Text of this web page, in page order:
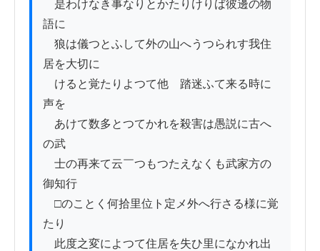
是わけなき事なりとかたりけりば彼邊の物
語に
狼は儀つとふして外の山へうつられす我住
居を大切に
けると覚たりよつて他ゟ踏迷ふて来る時に
声を
あけて数多とつてかれを殺害は愚説に古へ
の武
士の再来て云￣つもつたえなくも武家方の
御知行
□のことく何拾里位ト定メ外へ行さる様に覚
たり
此度之変によつて住居を失ひ里になかれ出